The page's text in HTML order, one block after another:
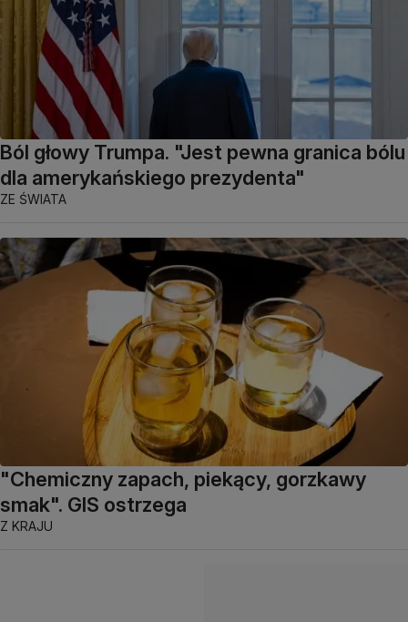
Ból głowy Trumpa. "Jest pewna granica bólu
dla amerykańskiego prezydenta"
ZE ŚWIATA
"Chemiczny zapach, piekący, gorzkawy
smak". GIS ostrzega
Z KRAJU